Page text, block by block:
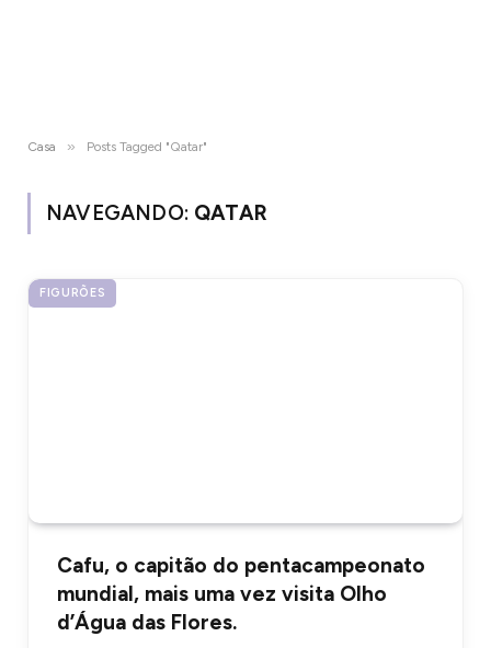
Casa » Posts Tagged "Qatar"
NAVEGANDO: QATAR
FIGURÕES
Cafu, o capitão do pentacampeonato
mundial, mais uma vez visita Olho
d’Água das Flores.